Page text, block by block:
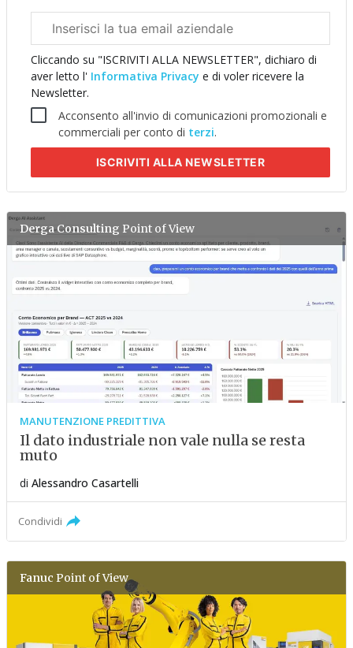
aziendale
Cliccando su "ISCRIVITI ALLA NEWSLETTER", dichiaro di
aver letto l' Informativa Privacy e di voler ricevere la
Newsletter.
Acconsento all'invio di comunicazioni promozionali e
commerciali per conto di terzi.
ISCRIVITI ALLA NEWSLETTER
Derga Consulting Point of View
MANUTENZIONE PREDITTIVA
Il dato industriale non vale nulla se resta
muto
di Alessandro Casartelli
Condividi
Fanuc Point of View